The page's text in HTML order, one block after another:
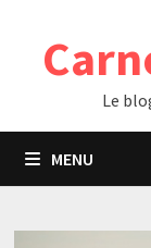
contenu
Le
MENU